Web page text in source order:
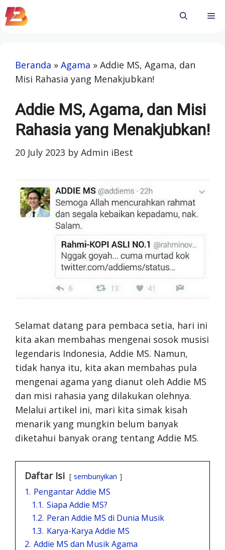
Skip
to
Beranda » Agama » Addie MS, Agama, dan
Misi Rahasia yang Menakjubkan!
Addie MS, Agama, dan Misi
Rahasia yang Menakjubkan!
20 July 2023 by Admin iBest
Selamat datang para pembaca setia, hari ini
kita akan membahas mengenai sosok musisi
legendaris Indonesia, Addie MS. Namun,
tidak hanya itu, kita akan membahas pula
mengenai agama yang dianut oleh Addie MS
dan misi rahasia yang dilakukan olehnya.
Melalui artikel ini, mari kita simak kisah
menarik yang mungkin belum banyak
diketahui banyak orang tentang Addie MS.
Daftar Isi sembunyikan
1. Pengantar Addie MS
1.1. Siapa Addie MS?
1.2. Peran Addie MS di Dunia Musik
1.3. Karya-Karya Addie MS
2. Addie MS dan Musik Agama